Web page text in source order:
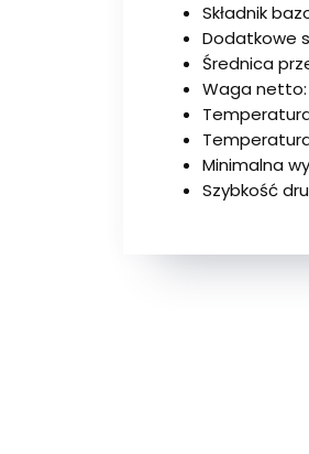
Składnik
Dodatkowe
Średnica
Waga netto:
Minimalna
Szybkość